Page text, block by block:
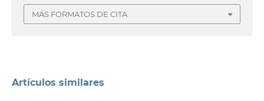
MÁS FORMATOS DE CITA
Artículos similares